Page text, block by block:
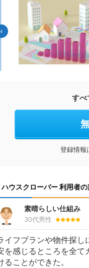
すべ
登録情報
ハウスクローバー 利用者の
素晴らしい仕組み
30代男性
イフプランや物件探し
を感じるところを全て
ることができた。